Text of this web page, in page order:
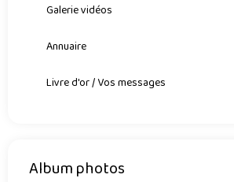
Galerie vidéos
Annuaire
Livre d'or / Vos messages
Album photos